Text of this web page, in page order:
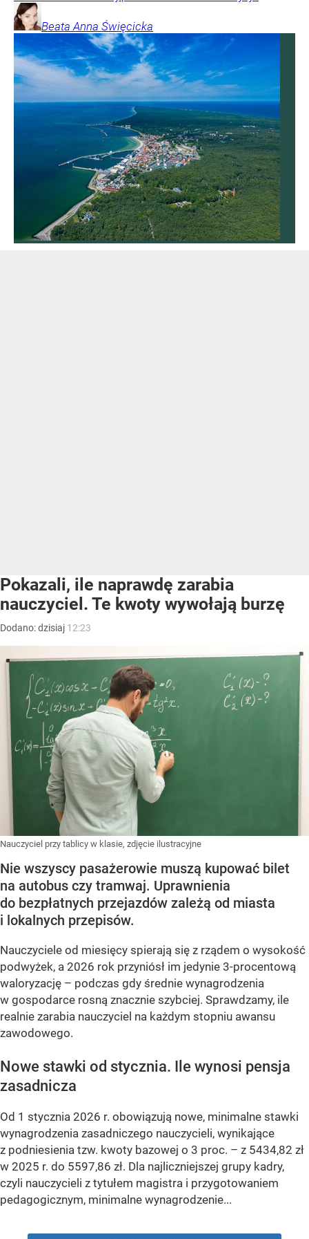
Beata Anna Święcicka
Pokazali, ile naprawdę zarabia
nauczyciel. Te kwoty wywołają burzę
Dodano:dzisiaj 12:23
Nauczyciel przy tablicy w klasie, zdjęcie ilustracyjne
Nie wszyscy pasażerowie muszą kupować bilet
na autobus czy tramwaj. Uprawnienia
do bezpłatnych przejazdów zależą od miasta
i lokalnych przepisów.
Nauczyciele od miesięcy spierają się z rządem o wysokość
podwyżek, a 2026 rok przyniósł im jedynie 3-procentową
waloryzację – podczas gdy średnie wynagrodzenia
w gospodarce rosną znacznie szybciej. Sprawdzamy, ile
realnie zarabia nauczyciel na każdym stopniu awansu
zawodowego.
Nowe stawki od stycznia. Ile wynosi pensja
zasadnicza
Od 1 stycznia 2026 r. obowiązują nowe, minimalne stawki
wynagrodzenia zasadniczego nauczycieli, wynikające
z podniesienia tzw. kwoty bazowej o 3 proc. – z 5434,82 zł
w 2025 r. do 5597,86 zł. Dla najliczniejszej grupy kadry,
czyli nauczycieli z tytułem magistra i przygotowaniem
pedagogicznym, minimalne wynagrodzenie...